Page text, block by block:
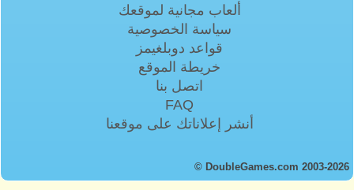
ألعاب مجانية لموقعك
سياسة الخصوصية
قواعد دوبلغيمز
خريطة الموقع
اتصل بنا
FAQ
أنشر إعلاناتك على موقعنا
© DoubleGames.com 2003-2026